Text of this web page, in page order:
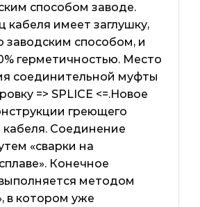
способом заводе.
кабеля имеет заглушку,
заводским способом, и
герметичностью. Место
соединительной муфты
=> SPLICE <=.Новое
греющего
кабеля. Соединение
«сварки на
Конечное
методом
в котором уже